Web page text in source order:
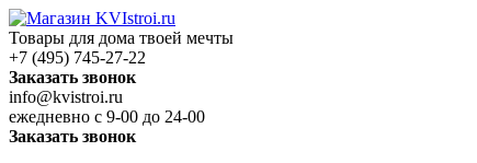
Товары для дома твоей мечты
+7 (495) 745-27-22
Заказать звонок
info@kvistroi.ru
ежедневно с 9-00 до 24-00
Заказать звонок